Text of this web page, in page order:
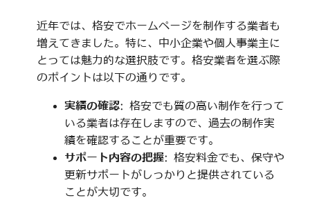
近年では、格安でホームページを制作する業者も
増えてきました。特に、中小企業や個人事業主に
とっては魅力的な選択肢です。格安業者を選ぶ際
のポイントは以下の通りです。
実績の確認: 格安でも質の高い制作を行って
いる業者は存在しますので、過去の制作実
績を確認することが重要です。
サポート内容の把握: 格安料金でも、保守や
更新サポートがしっかりと提供されている
ことが大切です。